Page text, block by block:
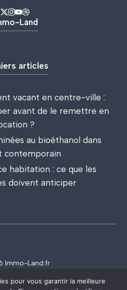
Land
articles
vacant en centre-ville :
avant de le remettre en
?
au bioéthanol dans
contemporain
habitation : ce que les
doivent anticiper
Immo-Land.fr
Mentions légales
pour vous garantir la meilleure